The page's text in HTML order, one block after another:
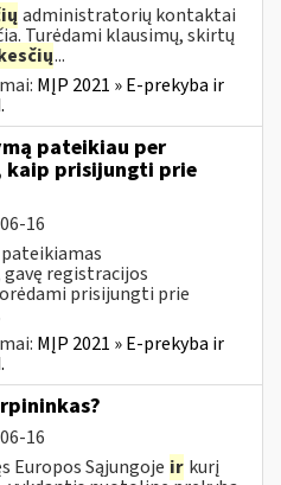
administratorių kontaktai
Turėdami klausimų, skirtų
...
MĮP 2021 » E-prekyba ir
pateikiau per
prisijungti prie
16
registracijos
prisijungti prie
MĮP 2021 » E-prekyba ir
16
Europos Sąjungoje ir kurį